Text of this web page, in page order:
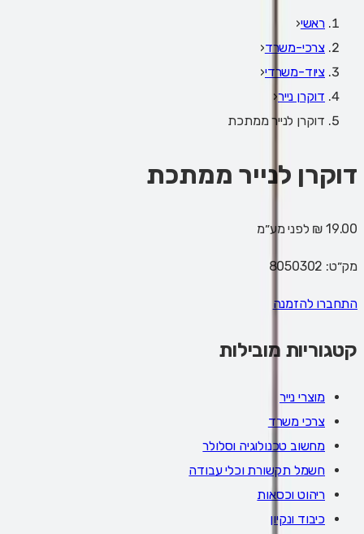
ראשי‹
צרכי-משרד‹
ציוד-משרדי‹
דוקרן נייר‹
דוקרן לנייר ממתכת
דוקרן לנייר ממתכת
19.00 ₪ לפני מע״מ
מק״ט: 8050302
התחברו להזמנה
קטגוריות מובילות
מוצרי נייר
צרכי משרד
מחשוב טכנולוגיה וסלולר
חשמל תקשורת וכלי עבודה
ריהוט וכסאות
כיבוד ונקיון